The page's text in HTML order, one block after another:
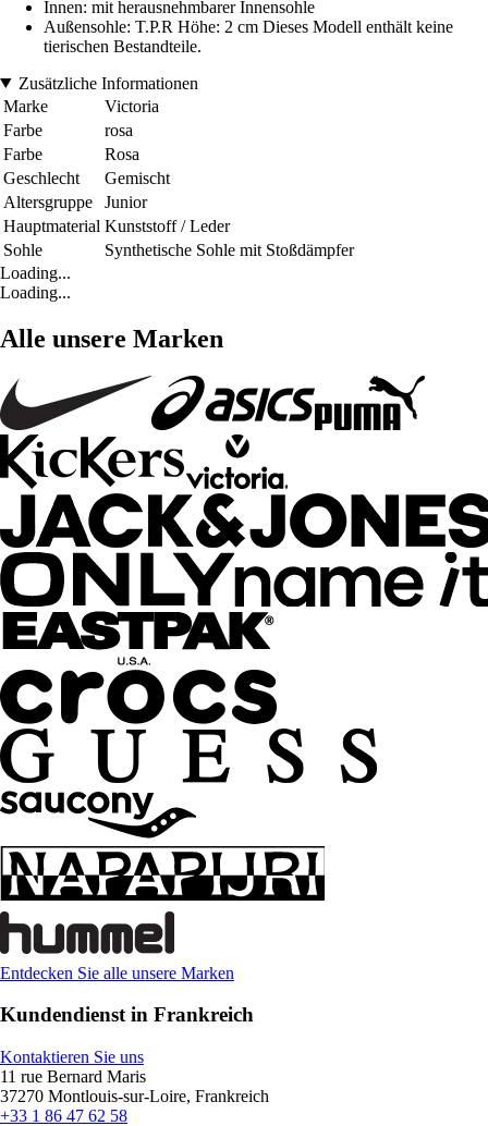
Innen: mit herausnehmbarer Innensohle
Außensohle: T.P.R Höhe: 2 cm Dieses Modell enthält keine
tierischen Bestandteile.
Zusätzliche Informationen
Marke
Victoria
Farbe
rosa
Farbe
Rosa
Geschlecht
Gemischt
Altersgruppe
Junior
Hauptmaterial Kunststoff / Leder
Sohle
Synthetische Sohle mit Stoßdämpfer
Loading...
Loading...
Alle unsere Marken
Entdecken Sie alle unsere Marken
Kundendienst in Frankreich
Kontaktieren Sie uns
11 rue Bernard Maris
37270 Montlouis-sur-Loire, Frankreich
+33 1 86 47 62 58